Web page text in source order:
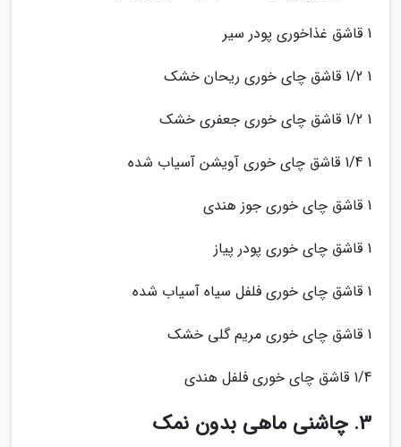
1 قاشق غذاخوری پودر سیر
1 1/2 قاشق چای خوری ریحان خشک
1 1/2 قاشق چای خوری جعفری خشک
1 1/4 قاشق چای خوری آویشن آسیاب شده
1 قاشق چای خوری جوز هندی
1 قاشق چای خوری پودر پیاز
1 قاشق چای خوری فلفل سیاه آسیاب شده
1 قاشق چای خوری مریم گلی خشک
1/4 قاشق چای خوری فلفل هندی
3. چاشنی ماهی بدون نمک